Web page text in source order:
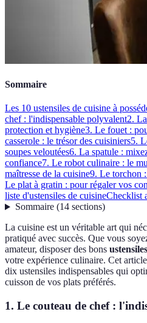
Sommaire
Les 10 ustensiles de cuisine à
chef : l'indispensable polyvalent2.
protection et hygiène3. Le fouet :
casserole : le trésor des cuisiniers5.
soupes veloutées6. La spatule :
confiance7. Le robot culinaire : le
maîtresse de la cuisine9. Le torchon :
Le plat à gratin : pour régaler vos
liste d'ustensiles de cuisineChecklist
Sommaire(14 sections)
La cuisine est un véritable art qui
pratiqué avec succès. Que vous
amateur, disposer des bons
votre expérience culinaire. Cet
dix ustensiles indispensables qui
cuisson de vos plats préférés.
1. Le couteau de chef :